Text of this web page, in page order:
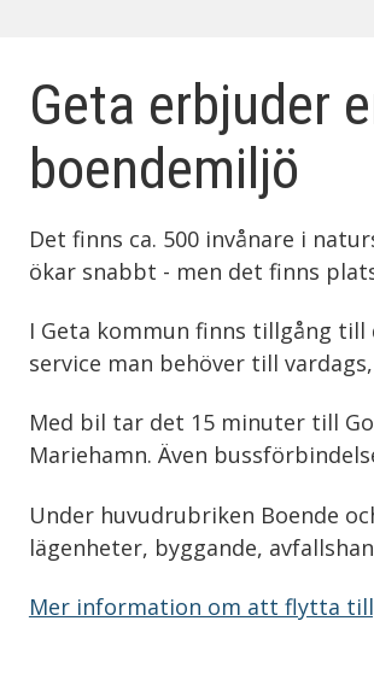
Geta erbjuder
boendemiljö
Det finns ca. 500 invånare i
ökar snabbt - men det finns
I Geta kommun finns tillgång
service man behöver till
Med bil tar det 15 minuter till
Mariehamn. Även
Under huvudrubriken Boende
lägenheter, byggande,
Mer information om att flytta